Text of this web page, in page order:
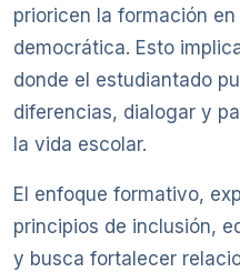
prioricen la formación
democrática. Esto
donde el estudiantado
diferencias, dialogar y
la vida escolar.
El enfoque formativo,
principios de inclusión,
y busca fortalecer